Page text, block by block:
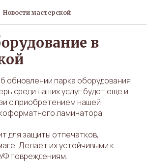
Новости мастерской
в
обновлении парка оборудования
среди наших услуг будет еще и
с приобретением нашей
ламинатора.
для защиты отпечатков,
Делает их устойчивыми к
повреждениям.